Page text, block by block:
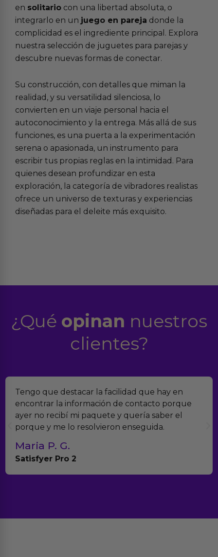
en solitario con una libertad absoluta, o
integrarlo en un juego en pareja donde la
complicidad es el ingrediente principal. Explora
nuestra selección de juguetes para parejas y
descubre nuevas formas de conectar.
Su construcción, con detalles que miman la
realidad, y su versatilidad silenciosa, lo
convierten en un viaje personal hacia el
autoconocimiento y la entrega. Más allá de sus
funciones, es una puerta a la experimentación
serena o apasionada, un instrumento para
escribir tus propias reglas en la intimidad. Para
quienes desean profundizar en esta
exploración, la categoría devibradores realistas
ofrece un universo de texturas y experiencias
diseñadas para el deleite más exquisito.
¿Qué opinan nuestros
clientes?
Tengo que destacar la facilidad que hay en
encontrar la información de contacto porque
ayer no recibí mi paquete y quería saber el
porque y me lo resolvieron enseguida.
Maria P. G.
Satisfyer Pro 2